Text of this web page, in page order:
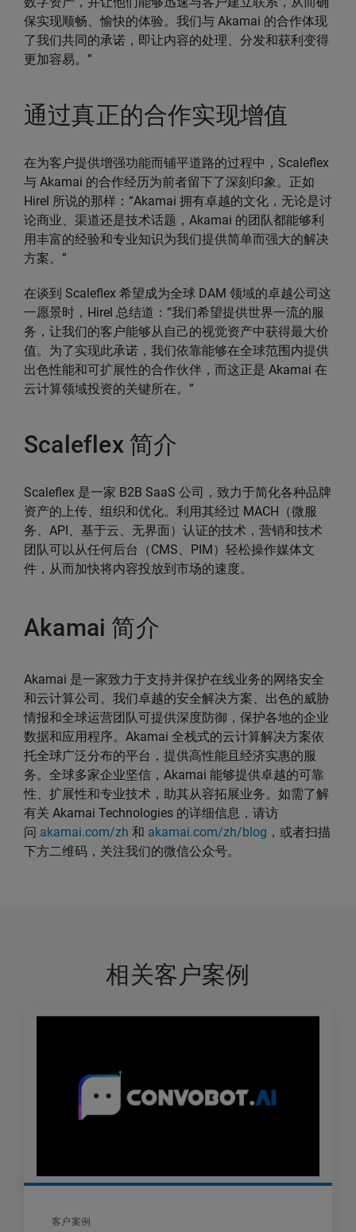
保实现顺畅、愉快的体验。我们与 Akamai 的合作体现
了我们共同的承诺，即让内容的处理、分发和获利变得
更加容易。”
通过真正的合作实现增值
在为客户提供增强功能而铺平道路的过程中，Scaleflex
与 Akamai 的合作经历为前者留下了深刻印象。正如
Hirel 所说的那样：“Akamai 拥有卓越的文化，无论是讨
论商业、渠道还是技术话题，Akamai 的团队都能够利
用丰富的经验和专业知识为我们提供简单而强大的解决
方案。”
在谈到 Scaleflex 希望成为全球 DAM 领域的卓越公司这
一愿景时，Hirel 总结道：“我们希望提供世界一流的服
务，让我们的客户能够从自己的视觉资产中获得最大价
值。为了实现此承诺，我们依靠能够在全球范围内提供
出色性能和可扩展性的合作伙伴，而这正是 Akamai 在
云计算领域投资的关键所在。”
Scaleflex 简介
Scaleflex 是一家 B2B SaaS 公司，致力于简化各种品牌
资产的上传、组织和优化。利用其经过 MACH（微服
务、API、基于云、无界面）认证的技术，营销和技术
团队可以从任何后台（CMS、PIM）轻松操作媒体文
件，从而加快将内容投放到市场的速度。
Akamai 简介
Akamai 是一家致力于支持并保护在线业务的网络安全
和云计算公司。我们卓越的安全解决方案、出色的威胁
情报和全球运营团队可提供深度防御，保护各地的企业
数据和应用程序。Akamai 全栈式的云计算解决方案依
托全球广泛分布的平台，提供高性能且经济实惠的服
务。全球多家企业坚信，Akamai 能够提供卓越的可靠
性、扩展性和专业技术，助其从容拓展业务。如需了解
有关 Akamai Technologies 的详细信息，请访
问 akamai.com/zh 和 akamai.com/zh/blog ，或者扫描
下方二维码，关注我们的微信公众号。
相关客户案例
客户案例